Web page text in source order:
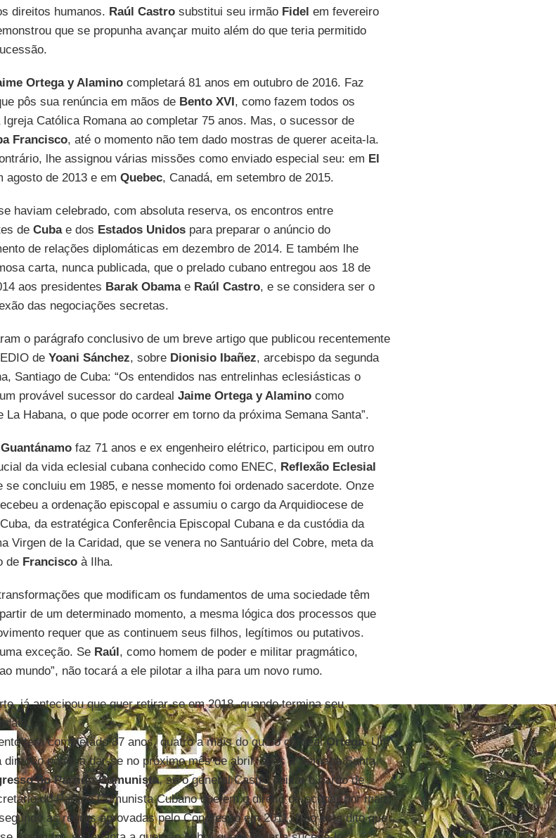
direitos humanos. Raúl Castrosubstitui seu irmão Fidel em fevereiro
que se propunha avançar muito além do que teria permitido
Ortega y Alaminocompletará 81 anos em outubro de 2016. Faz
pôs sua renúncia em mãos de Bento XVI, como fazem todos os
Igreja Católica Romana ao completar 75 anos. Mas, o sucessor de
Francisco, até o momento não tem dado mostras de querer aceita-la.
lhe assignou várias missões como enviado especial seu: em El
agosto de 2013 e em Quebec, Canadá, em setembro de 2015.
haviam celebrado, com absoluta reserva, os encontros entre
de Cubae dos Estados Unidospara preparar o anúncio do
de relações diplomáticas em dezembro de 2014. E também lhe
carta, nunca publicada, que o prelado cubano entregou aos 18 de
aos presidentes Barak Obamae Raúl Castro, e se considera ser o
das negociações secretas.
o parágrafo conclusivo de um breve artigo que publicou recentemente
de Yoani Sánchez, sobre Dionisio Ibañez, arcebispo da segunda
Santiago de Cuba: “Os entendidos nas entrelinhas eclesiásticas o
provável sucessor do cardeal Jaime Ortega y Alaminocomo
La Habana, o que pode ocorrer em torno da próxima Semana Santa”.
Guantánamofaz 71 anos e ex engenheiro elétrico, participou em outro
da vida eclesial cubana conhecido como ENEC, Reflexão Eclesial
se concluiu em 1985, e nesse momento foi ordenado sacerdote. Onze
a ordenação episcopal e assumiu o cargo da Arquidiocese de
da estratégica Conferência Episcopal Cubana e da custódia da
Virgen de la Caridad, que se venera no Santuário del Cobre, meta da
de Franciscoà Ilha.
que modificam os fundamentos de uma sociedade têm
de um determinado momento, a mesma lógica dos processos que
requer que as continuem seus filhos, legítimos ou putativos.
exceção. Se Raúl, como homem de poder e militar pragmático,
mundo”, não tocará a ele pilotar a ilha para um novo rumo.
já antecipou que quer retirar-se em 2018, quando termina seu
terá completado 87 anos, quatro a mais do que o cardealOrtega. Um
direção poderia dar-se no próximo mês de abril, após a Semana Santa,
do Partido Comunista, se o general Castro deixar o cargo de
do Partido Comunista Cubano que em o direito de ocupar por mais
as regras aprovadas pelo Congresso em 2011. Não está dito que